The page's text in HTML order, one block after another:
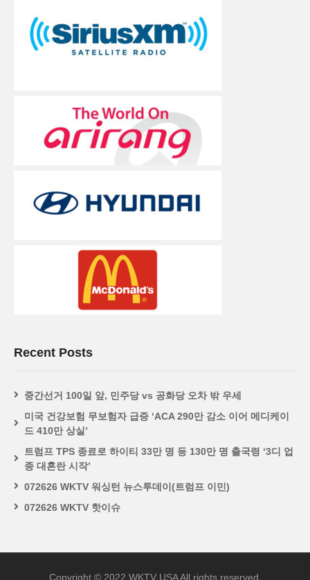
Recent Posts
중간선거 100일 앞, 민주당 vs 공화당 오차 밖 우세
미국 건강보험 무보험자 급증 ‘ACA 290만 감소 이어 메디케이
드 410만 상실’
트럼프 TPS 종료로 하이티 33만 명 등 130만 명 출국령 ‘3디 업
종 대혼란 시작’
072626 WKTV 워싱턴 뉴스투데이(트럼프 이민)
072626 WKTV 핫이슈
Copyright © 2022 WKTV USA All rights reserved.